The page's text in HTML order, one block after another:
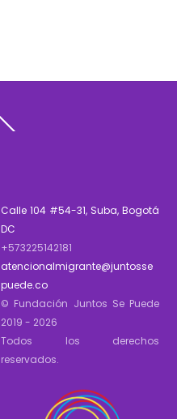
To
Calle 104 #54-31, Suba, Bogotá
DC
+573225142181
atencionalmigrante@juntosse
puede.co
© Fundación Juntos Se Puede
2019 - 2026
Todos los derechos
reservados.